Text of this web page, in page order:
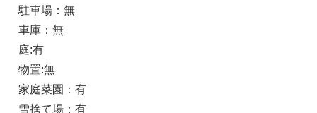
駐車場：無
車庫：無
庭:有
物置:無
家庭菜園：有
雪捨て場：有